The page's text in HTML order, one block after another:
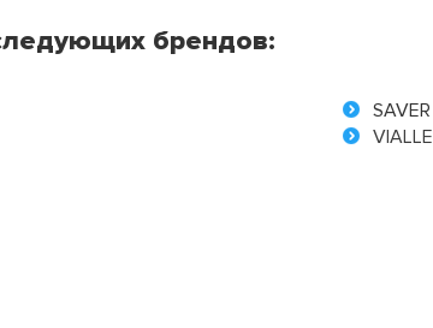
брендов:
SAVER
VIALLE